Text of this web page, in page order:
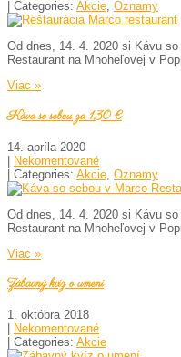
| Categories: Akcie, Oznamy
Od dnes, 14. 4. 2020 si Kávu
Restaurant na Mnoheľovej v
Viac »
Káva so sebou za 1,30 €
14. apríla 2020
Nekomentované
| Categories: Akcie Oznamy
Od dnes, 14. 4. 2020 si Kávu
Restaurant na Mnoheľovej v
Viac »
Zábavný kvíz o umení
1. októbra 2018
Nekomentované
| Categories: Akcie